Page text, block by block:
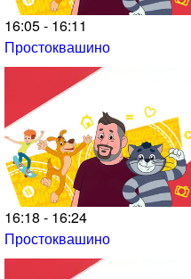
16:05 - 16:11
Простоквашино
16:18 - 16:24
Простоквашино